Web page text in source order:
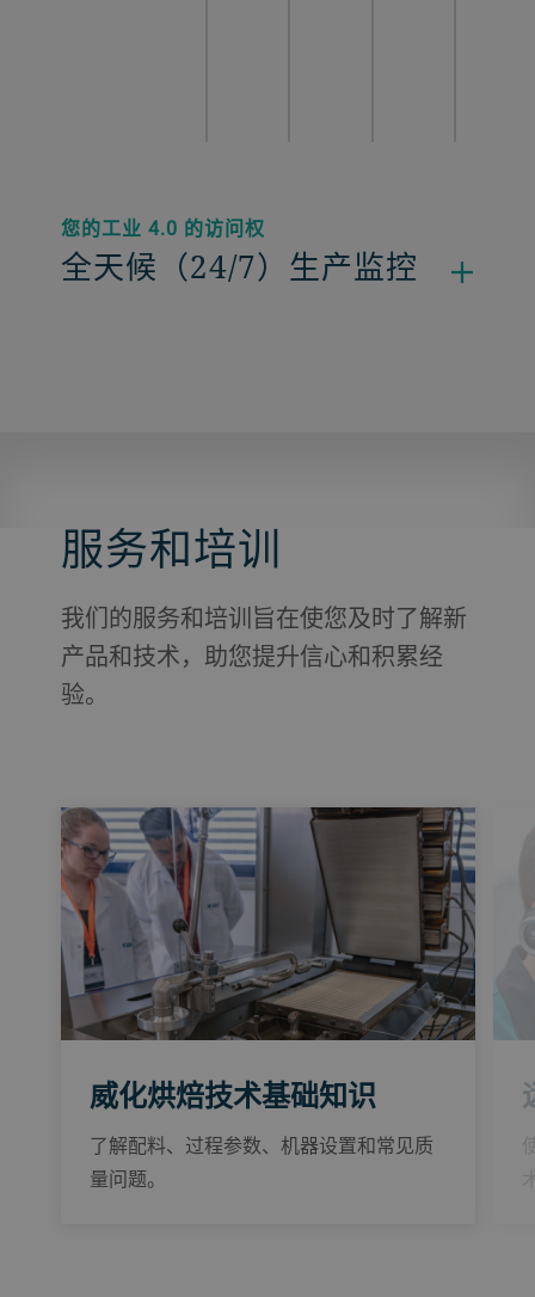
您的工业 4.0 的访问权
全天候（24/7）生产监控
服务和培训
我们的服务和培训旨在使您及时了解新
产品和技术，助您提升信心和积累经
验。
威化烘焙技术基础知识
了解配料、过程参数、机器设置和常见质
量问题。